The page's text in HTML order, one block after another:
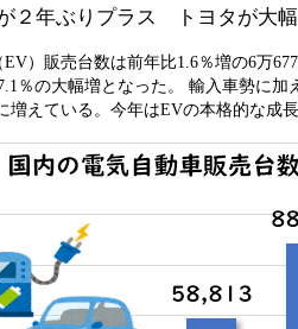
２年ぶりプラス トヨタが大
）販売台数は前年比1.6％増の6万
％の大幅増となった。 輸入車勢に
増えている。今年はEVの本格的な成